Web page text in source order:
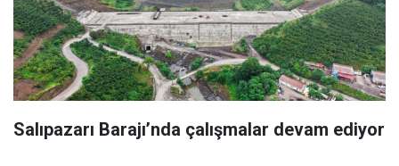
Salıpazarı Barajı’nda çalışmalar devam ediyor